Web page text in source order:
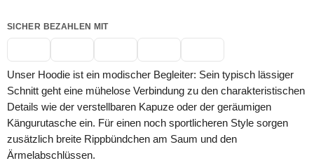
SICHER BEZAHLEN MIT
Unser Hoodie ist ein modischer Begleiter: Sein typisch lässiger
Schnitt geht eine mühelose Verbindung zu den charakteristischen
Details wie der verstellbaren Kapuze oder der geräumigen
Kängurutasche ein. Für einen noch sportlicheren Style sorgen
zusätzlich breite Rippbündchen am Saum und den
Ärmelabschlüssen.